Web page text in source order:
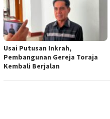
Usai Putusan Inkrah,
Pembangunan Gereja Toraja
Kembali Berjalan